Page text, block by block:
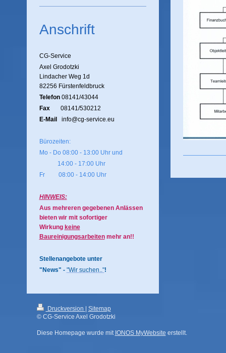
Anschrift
CG-Service
Axel Grodotzki
Lindacher Weg 1d
82256 Fürstenfeldbruck
Telefon 08141/43044
Fax
08141/530212
E-Mail info@cg-service.eu
Bürozeiten:
Mo - Do 08:00 - 13:00 Uhr und
14:00 - 17:00 Uhr
Fr 08:00 - 14:00 Uhr
HINWEIS:
Aus mehreren gegebenen Anlässen
bieten wir mit sofortiger
Wirkung keine
Baureinigungsarbeitenmehr an!!
Stellenangebote unter
"News" - "Wir suchen.."!
Druckversion
Sitemap
© CG-Service Axel Grodotzki
Diese Homepage wurde mit IONOS MyWebsite erstellt.